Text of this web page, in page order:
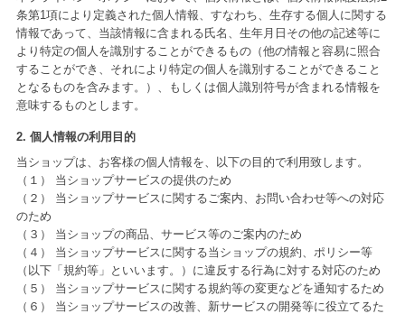
条第1項により定義された個人情報、すなわち、生存する個人に関する
情報であって、当該情報に含まれる氏名、生年月日その他の記述等に
より特定の個人を識別することができるもの（他の情報と容易に照合
することができ、それにより特定の個人を識別することができること
となるものを含みます。）、もしくは個人識別符号が含まれる情報を
意味するものとします。
2. 個人情報の利用目的
当ショップは、お客様の個人情報を、以下の目的で利用致します。
（１） 当ショップサービスの提供のため
（２） 当ショップサービスに関するご案内、お問い合わせ等への対応
のため
（３） 当ショップの商品、サービス等のご案内のため
（４） 当ショップサービスに関する当ショップの規約、ポリシー等
（以下「規約等」といいます。）に違反する行為に対する対応のため
（５） 当ショップサービスに関する規約等の変更などを通知するため
（６） 当ショップサービスの改善、新サービスの開発等に役立てるた